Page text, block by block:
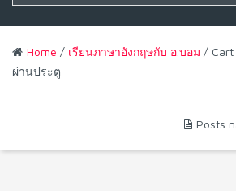
Home / เรียนภาษาอังกฤษกับ อ.บอม / Cart
ผ่านประตู
Posts